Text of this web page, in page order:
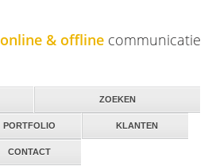
online & offline communicatie
PORTFOLIO KLANTEN
CONTACT
ZOEKEN